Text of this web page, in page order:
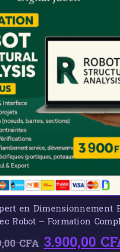
en Dimensionnement
Robot – Formation
CFA 3.900,00